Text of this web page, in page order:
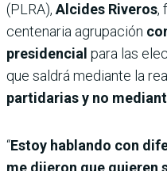
(PLRA), Alcides Riveros,
centenaria agrupación
presidencial para las
que saldrá mediante la
partidarias y no
“Estoy hablando con
me dijeron que quieren